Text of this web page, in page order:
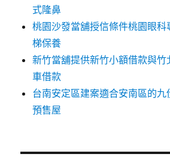
式隆鼻
桃園沙發當舖授信條件桃園眼
梯保養
新竹當舖提供新竹小額借款與
車借款
台南安定區建案適合安南區的
預售屋